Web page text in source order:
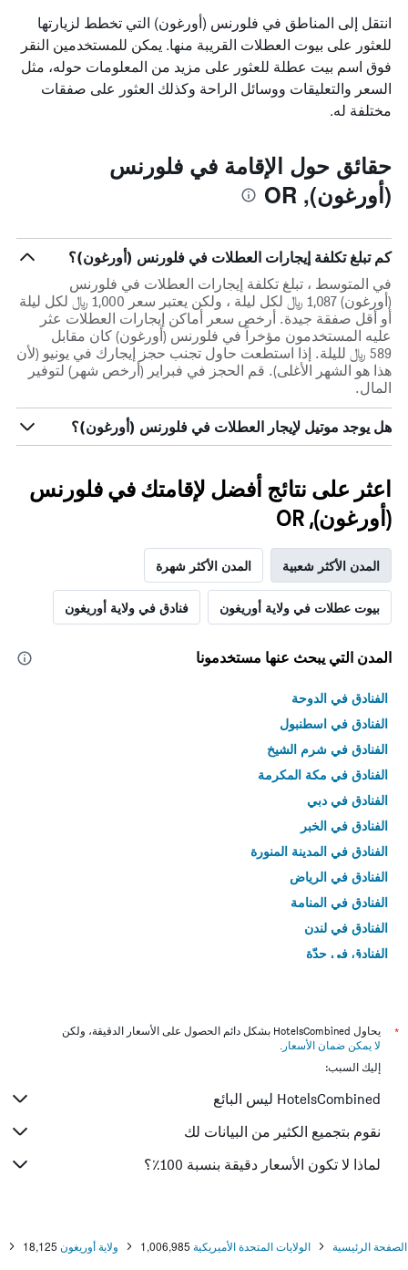
انتقل إلى المناطق في فلورنس (أورغون) التي تخطط لزيارتها
للعثور على بيوت العطلات القريبة منها. يمكن للمستخدمين النقر
فوق اسم بيت عطلة للعثور على مزيد من المعلومات حوله، مثل
السعر والتعليقات ووسائل الراحة وكذلك العثور على صفقات
مختلفة له.
حقائق حول الإقامة في فلورنس
(أورغون), OR
كم تبلغ تكلفة إيجارات العطلات في فلورنس (أورغون)؟
في المتوسط ، تبلغ تكلفة إيجارات العطلات في فلورنس
(أورغون) 1,087 ﷼ لكل ليلة ، ولكن يعتبر سعر 1,000 ﷼ لكل ليلة
أو أقل صفقة جيدة. أرخص سعر أماكن إيجارات العطلات عثر
عليه المستخدمون مؤخراً في فلورنس (أورغون) كان مقابل
589 ﷼ لليلة. إذا استطعت حاول تجنب حجز إيجارك في يونيو (لأن
هذا هو الشهر الأغلى). قم الحجز في فبراير (أرخص شهر) لتوفير
المال.
هل يوجد موتيل لإيجار العطلات في فلورنس (أورغون)؟
اعثر على نتائج أفضل لإقامتك في فلورنس
(أورغون), OR
المدن الأكثر شعبية المدن الأكثر شهرة
بيوت عطلات في ولاية أوريغون فنادق في ولاية أوريغون
المدن التي يبحث عنها مستخدمونا
الفنادق في الدوحة
الفنادق في اسطنبول
الفنادق في شرم الشيخ
الفنادق في مكة المكرمة
الفنادق في دبي
الفنادق في الخبر
الفنادق في المدينة المنورة
الفنادق في الرياض
الفنادق في المنامة
الفنادق في لندن
الفنادق في جدّة
*
يحاول HotelsCombined بشكل دائم الحصول على الأسعار الدقيقة، ولكن
لا يمكن ضمان الأسعار .
إليك السبب:
HotelsCombined ليس البائع
نقوم بتجميع الكثير من البيانات لك
لماذا لا تكون الأسعار دقيقة بنسبة 100٪؟
الصفحة الرئيسية الولايات المتحدة الأميريكية 1,006,985 ولاية أوريغون 18,125